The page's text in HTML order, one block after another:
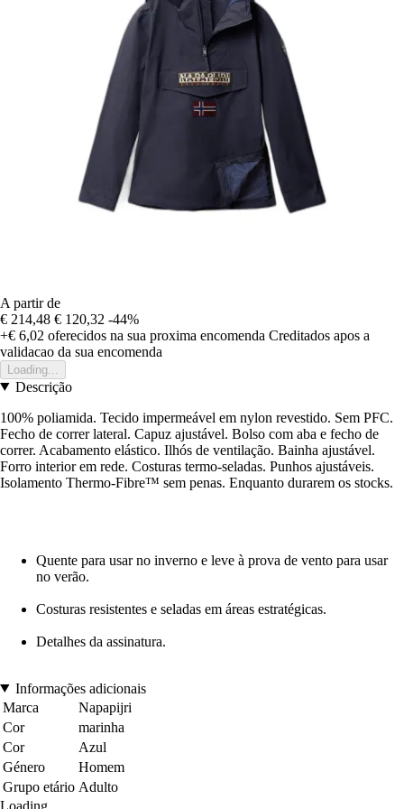
A partir de
€ 214,48 € 120,32 -44%
+€ 6,02 oferecidos na sua proxima encomenda Creditados apos a
validacao da sua encomenda
Loading...
Descrição
100% poliamida. Tecido impermeável em nylon revestido. Sem PFC.
Fecho de correr lateral. Capuz ajustável. Bolso com aba e fecho de
correr. Acabamento elástico. Ilhós de ventilação. Bainha ajustável.
Forro interior em rede. Costuras termo-seladas. Punhos ajustáveis.
Isolamento Thermo-Fibre™ sem penas. Enquanto durarem os stocks.
Quente para usar no inverno e leve à prova de vento para usar
no verão.
Costuras resistentes e seladas em áreas estratégicas.
Detalhes da assinatura.
Informações adicionais
Marca
Napapijri
Cor
marinha
Cor
Azul
Género
Homem
Grupo etário Adulto
Loading...